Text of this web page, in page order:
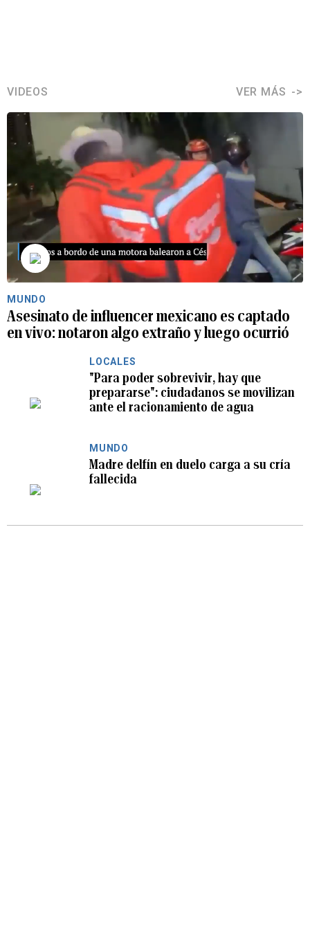
VIDEOS VER MÁS
MUNDO
Asesinato de influencer mexicano es captado
en vivo: notaron algo extraño y luego ocurrió
LOCALES
"Para poder sobrevivir, hay que
prepararse": ciudadanos se movilizan
ante el racionamiento de agua
MUNDO
Madre delfín en duelo carga a su cría
fallecida